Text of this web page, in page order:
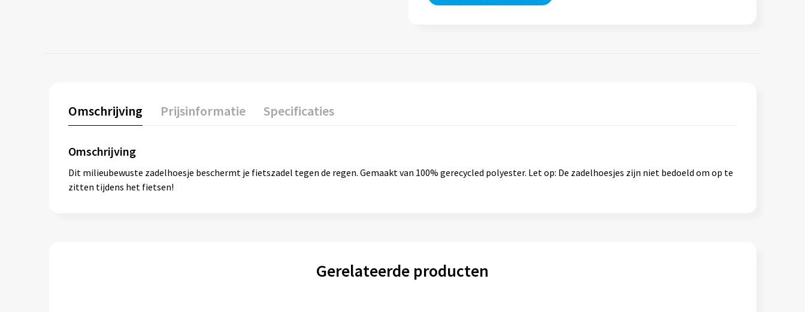
Omschrijving Prijsinformatie Specificaties
Omschrijving
Dit milieubewuste zadelhoesje beschermt je fietszadel tegen de regen. Gemaakt van 100% gerecycled polyester. Let op: De zadelhoesjes zijn niet bedoeld om op te
zitten tijdens het fietsen!
Gerelateerde producten